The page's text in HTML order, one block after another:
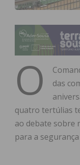
O
das
quatro tertúlias
ao debate sobre
para a